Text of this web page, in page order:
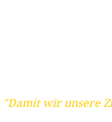
"Damit wir unsere